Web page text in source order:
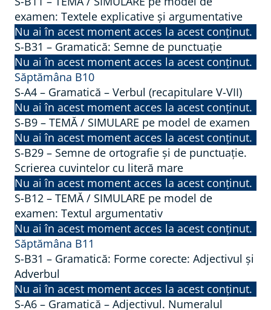
examen: Textele explicative și argumentative
Nu ai în acest moment acces la acest conținut.
S-B31 – Gramatică: Semne de punctuație
Nu ai în acest moment acces la acest conținut.
Săptămâna B10
S-A4 – Gramatică – Verbul (recapitulare V-VII)
Nu ai în acest moment acces la acest conținut.
S-B9 – TEMĂ / SIMULARE pe model de examen
Nu ai în acest moment acces la acest conținut.
S-B29 – Semne de ortografie și de punctuație.
Scrierea cuvintelor cu literă mare
Nu ai în acest moment acces la acest conținut.
S-B12 – TEMĂ / SIMULARE pe model de
examen: Textul argumentativ
Nu ai în acest moment acces la acest conținut.
Săptămâna B11
S-B31 – Gramatică: Forme corecte: Adjectivul și
Adverbul
Nu ai în acest moment acces la acest conținut.
S-A6 – Gramatică – Adjectivul. Numeralul